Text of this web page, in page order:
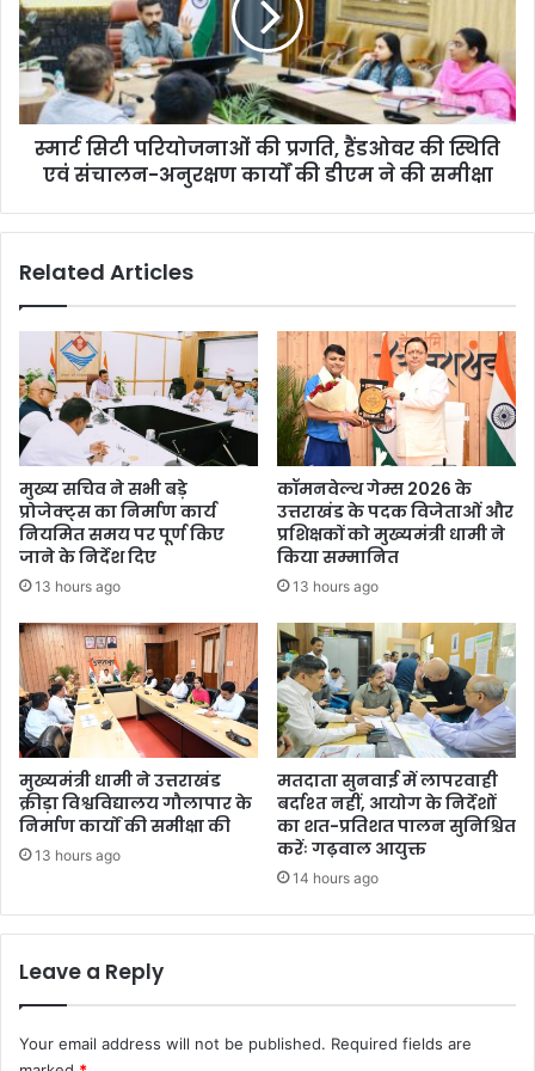
मा
ह
के
मो
चा
का
न
प
रि
यो
ज
ना
,
व
र
की
स्थि
ए
वं
सं
न
-
अ
नु
र
क्ष
ण
का
र्यों
की
की
स
क्षा
स्मार्ट सिटी परियोजनाओं की प्रगति, हैंडओवर की स्थिति
एवं संचालन-अनुरक्षण कार्यों की डीएम ने की समीक्षा
Related Articles
मुख्य सचिव ने सभी बड़े
प्रोजेक्ट्स का निर्माण कार्य
नियमित समय पर पूर्ण किए
जाने के निर्देश दिए
13 hours ago
कॉमनवेल्थ गेम्स 2026 के
उत्तराखंड के पदक विजेताओं और
प्रशिक्षकों को मुख्यमंत्री धामी ने
किया सम्मानित
13 hours ago
मुख्यमंत्री धामी ने उत्तराखंड
क्रीड़ा विश्वविद्यालय गौलापार के
निर्माण कार्यों की समीक्षा की
13 hours ago
मतदाता सुनवाई में लापरवाही
बर्दाश्त नहीं, आयोग के निर्देशों
का शत-प्रतिशत पालन सुनिश्चित
करेंः गढ़वाल आयुक्त
14 hours ago
Leave a Reply
Your email address will not be published. Required fields are